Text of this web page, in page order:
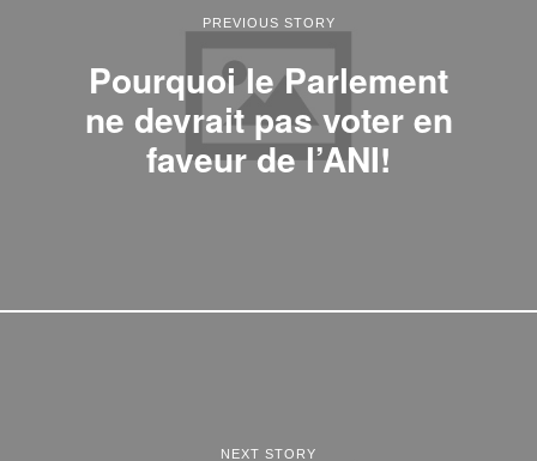
PREVIOUS STORY
Pourquoi le Parlement
ne devrait pas voter en
faveur de l’ANI!
NEXT STORY